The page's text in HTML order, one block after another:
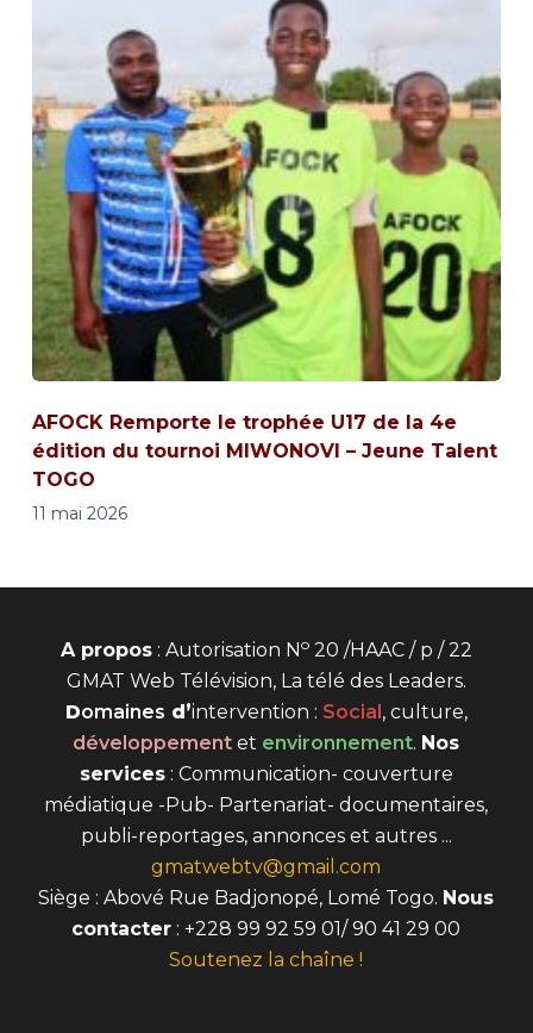
AFOCK Remporte le trophée U17 de la 4e
édition du tournoi MIWONOVI – Jeune Talent
TOGO
11 mai 2026
A propos: Autorisation No20 /HAAC / p / 22
GMAT Web Télévision, La télé des Leaders.
Domaines d’intervention : Social, culture,
développement et environnement. Nos
services: Communication- couverture
médiatique -Pub- Partenariat- documentaires,
publi-reportages, annonces et autres ...
gmatwebtv@gmail.com
Siège : Abové Rue Badjonopé, Lomé Togo. Nous
contacter : +228 99 92 59 01/ 90 41 29 00
Soutenez la chaîne !